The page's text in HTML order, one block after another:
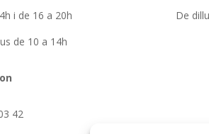
i de 16 a 20h
de 10 a 14h
42
De